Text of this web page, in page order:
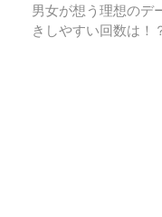
男女が想う理想のデ
きしやすい回数は！